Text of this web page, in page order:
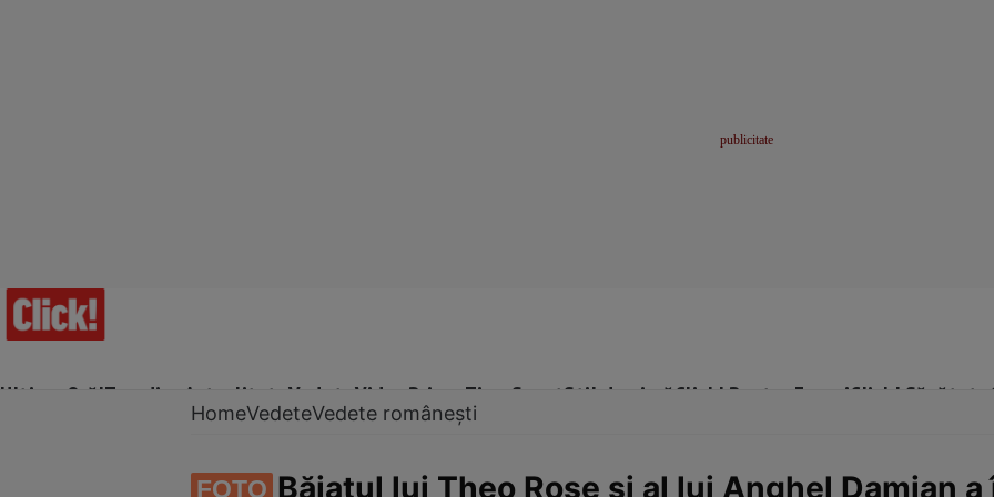
Ultima Oră!Trending Actualitate Vedete Video Prime Time SportStil de viațăClick! Pentru FemeiClick! Sănătate
HomeVedeteVedete românești
FOTO Băiatul lui Theo Rose și al lui Anghel Damian